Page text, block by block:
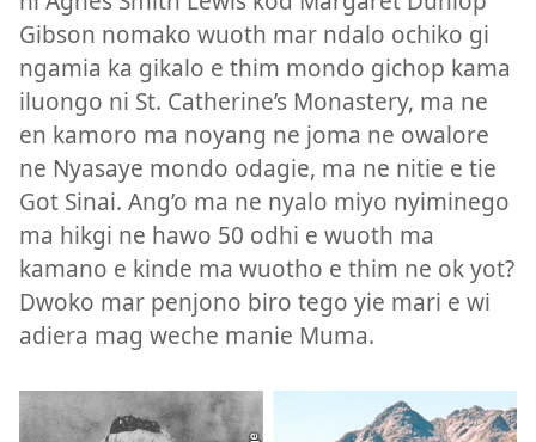
Gibson nomako wuoth mar ndalo ochiko gi
ngamia ka gikalo e thim mondo gichop kama
iluongo ni St. Catherine’s Monastery, ma ne
en kamoro ma noyang ne joma ne owalore
ne Nyasaye mondo odagie, ma ne nitie e tie
Got Sinai. Ang’o ma ne nyalo miyo nyiminego
ma hikgi ne hawo 50 odhi e wuoth ma
kamano e kinde ma wuotho e thim ne ok yot?
Dwoko mar penjono biro tego yie mari e wi
adiera mag weche manie Muma.